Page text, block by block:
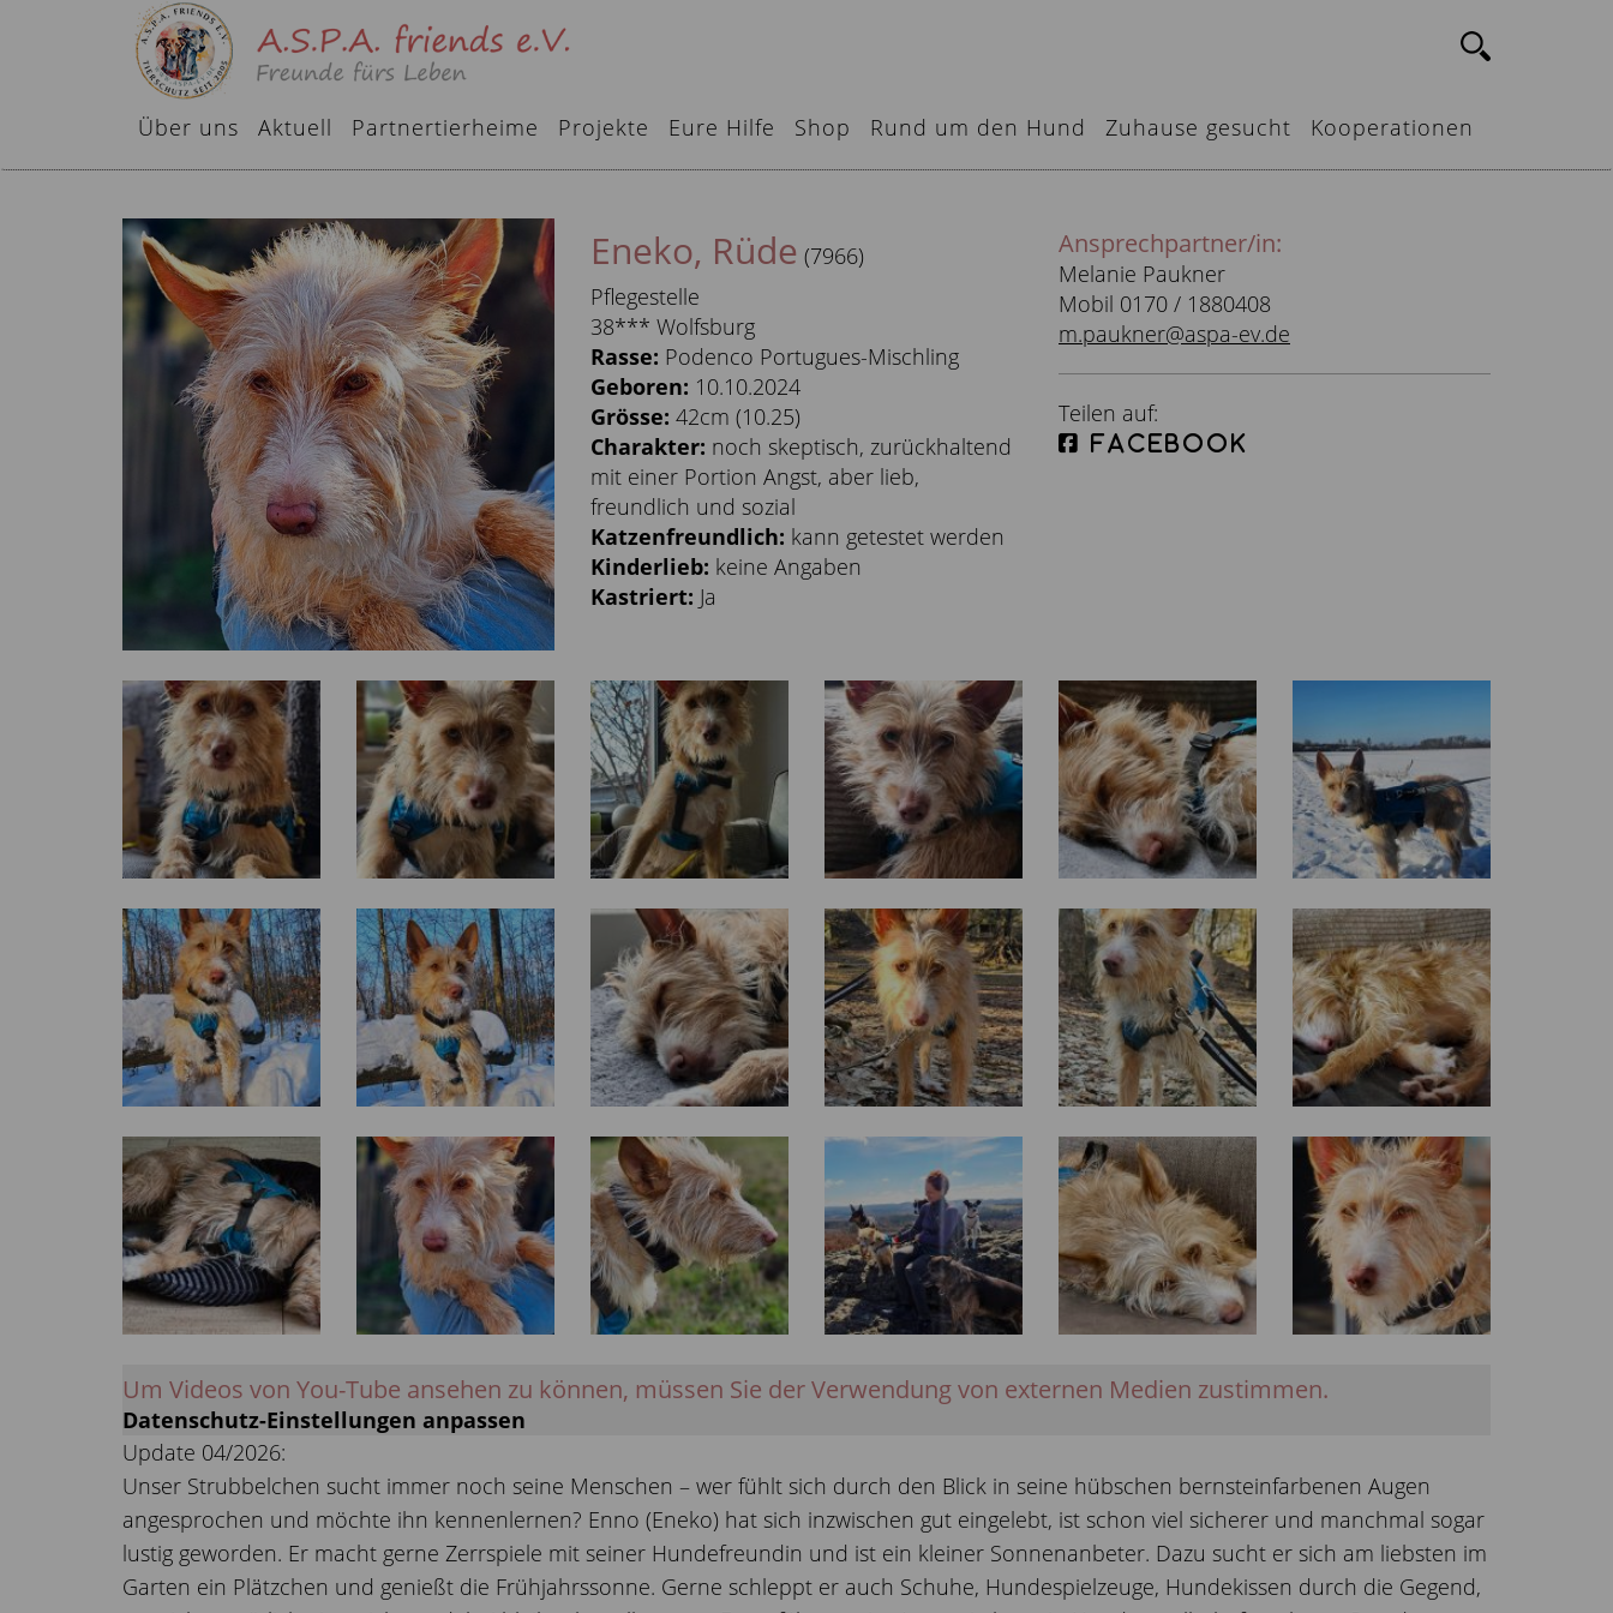
Über uns Aktuell Partnertierheime Projekte Eure Hilfe Shop Rund um den Hund Zuhause gesucht Kooperationen
Eneko, Rüde (7966)
Pflegestelle
38*** Wolfsburg
Rasse: Podenco Portugues-Mischling
Geboren: 10.10.2024
Grösse: 42cm (10.25)
Charakter: noch skeptisch, zurückhaltend
mit einer Portion Angst, aber lieb,
freundlich und sozial
Katzenfreundlich: kann getestet werden
Kinderlieb: keine Angaben
Kastriert: Ja
Ansprechpartner/in:
Melanie Paukner
Mobil 0170 / 1880408
m.paukner@aspa-ev.de
Teilen auf:
facebook
Um Videos von You-Tube ansehen zu können, müssen Sie der Verwendung von externen Medien zustimmen.
Datenschutz-Einstellungen anpassen
Update 04/2026:
Unser Strubbelchen sucht immer noch seine Menschen – wer fühlt sich durch den Blick in seine hübschen bernsteinfarbenen Augen
angesprochen und möchte ihn kennenlernen? Enno (Eneko) hat sich inzwischen gut eingelebt, ist schon viel sicherer und manchmal sogar
lustig geworden. Er macht gerne Zerrspiele mit seiner Hundefreundin und ist ein kleiner Sonnenanbeter. Dazu sucht er sich am liebsten im
Garten ein Plätzchen und genießt die Frühjahrssonne. Gerne schleppt er auch Schuhe, Hundespielzeuge, Hundekissen durch die Gegend,